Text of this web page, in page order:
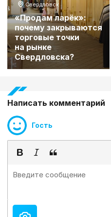
Свердловск
«Продам ларёк»:
почему закрываются
торговые точки
на рынке
Свердловска?
Написать комментарий
Гость